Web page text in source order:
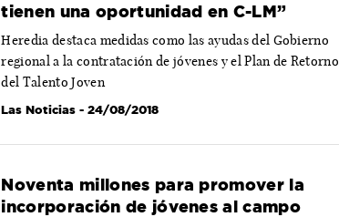
tienen una oportunidad en C-LM”
Heredia destaca medidas como las ayudas del Gobierno
regional a la contratación de jóvenes y el Plan de Retorno
del Talento Joven
Las Noticias - 24/08/2018
Noventa millones para promover la
incorporación de jóvenes al campo